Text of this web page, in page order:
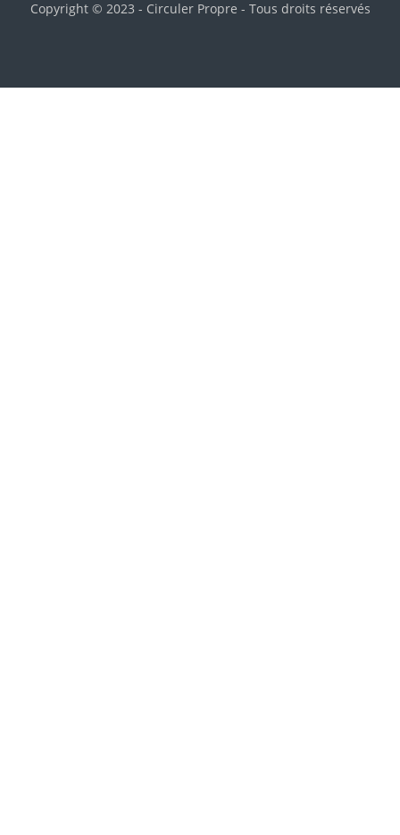
Copyright © 2023 - Circuler Propre - Tous droits réservés